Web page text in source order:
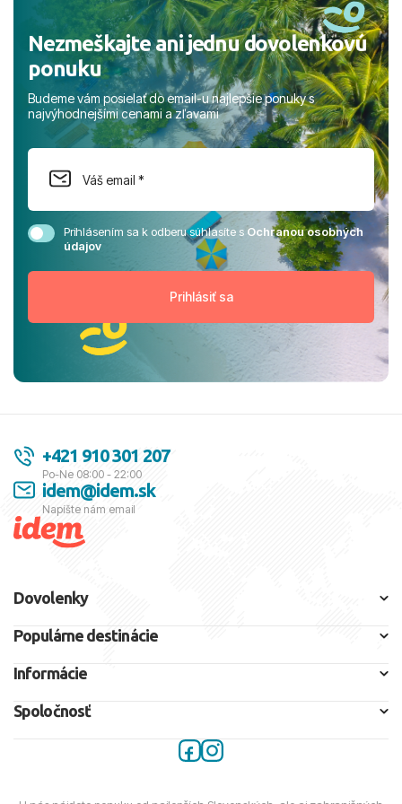
Nezmeškajte ani jednu dovolenkovú
ponuku
Budeme vám posielať do email-u najlepšie ponuky s
najvýhodnejšími cenami a zľavami
Prihlásením sa k odberu súhlasíte sOchranou osobných
údajov
+421 910 301 207
Po-Ne 08:00 - 22:00
idem@idem.sk
Napíšte nám email
Dovolenky
Populárne destinácie
Informácie
Spoločnosť